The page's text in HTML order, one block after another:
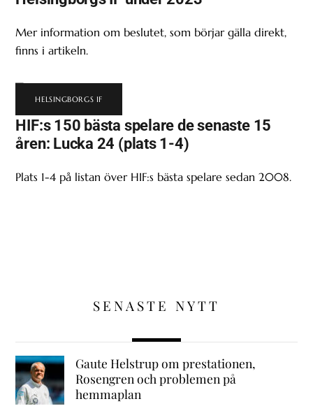
Mer information om beslutet, som börjar gälla direkt,
finns i artikeln.
HELSINGBORGS IF
HIF:s 150 bästa spelare de senaste 15
åren: Lucka 24 (plats 1-4)
Plats 1-4 på listan över HIF:s bästa spelare sedan 2008.
SENASTE NYTT
Gaute Helstrup om prestationen,
Rosengren och problemen på
hemmaplan